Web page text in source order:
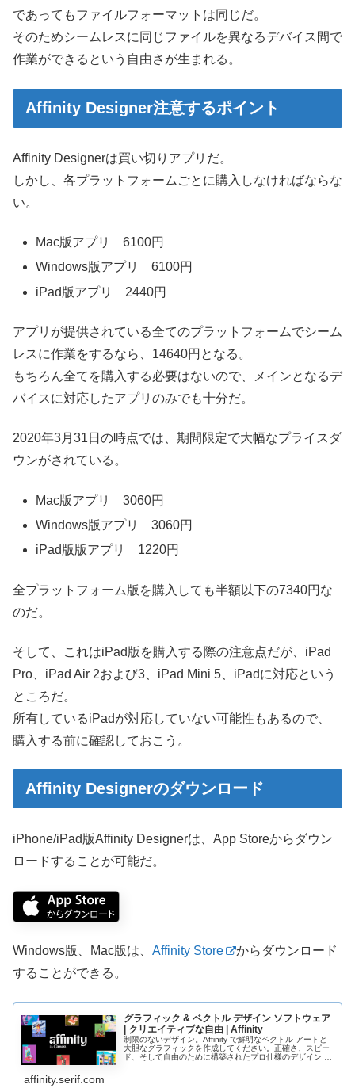
であってもファイルフォーマットは同じだ。
そのためシームレスに同じファイルを異なるデバイス間で
作業ができるという自由さが生まれる。
Affinity Designer注意するポイント
Affinity Designerは買い切りアプリだ。
しかし、各プラットフォームごとに購入しなければならな
い。
Mac版アプリ 6100円
Windows版アプリ 6100円
iPad版アプリ 2440円
アプリが提供されている全てのプラットフォームでシーム
レスに作業をするなら、14640円となる。
もちろん全てを購入する必要はないので、メインとなるデ
バイスに対応したアプリのみでも十分だ。
2020年3月31日の時点では、期間限定で大幅なプライスダ
ウンがされている。
Mac版アプリ 3060円
Windows版アプリ 3060円
iPad版版アプリ 1220円
全プラットフォーム版を購入しても半額以下の7340円な
のだ。
そして、これはiPad版を購入する際の注意点だが、iPad
Pro、iPad Air 2および3、iPad Mini 5、iPadに対応という
ところだ。
所有しているiPadが対応していない可能性もあるので、
購入する前に確認しておこう。
Affinity Designerのダウンロード
iPhone/iPad版Affinity Designerは、App Storeからダウン
ロードすることが可能だ。
Windows版、Mac版は、 Affinity Store
からダウンロード
することができる。
グラフィック & ベクトル デザイン ソフトウェア
| クリエイティブな自由 | Affinity
制限のないデザイン。Affinity で鮮明なベクトル アートと
大胆なグラフィックを作成してください。正確さ、スピー
ド、そして自由のために構築されたプロ仕様のデザイン ソ
affinity.serif.com